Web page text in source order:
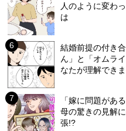
人のように変わ
は
結婚前提の付き
ん」と「オムラ
なたが理解できま
「嫁に問題があ
母の驚きの見解
張!?